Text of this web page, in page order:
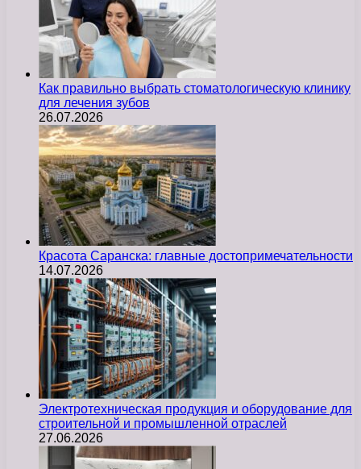
Как правильно выбрать стоматологическую клинику
для лечения зубов
26.07.2026
Красота Саранска: главные достопримечательности
14.07.2026
Электротехническая продукция и оборудование для
строительной и промышленной отраслей
27.06.2026